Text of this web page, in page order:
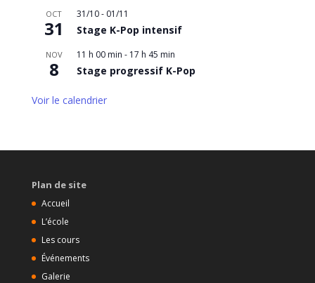
OCT
31
31/10- 01/11
Stage K-Pop intensif
NOV
8
11 h 00 min - 17 h 45 min
Stage progressif K-Pop
Voir le calendrier
Plan de site
Accueil
L’école
Les cours
Événements
Galerie